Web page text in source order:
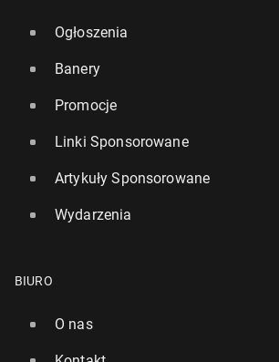
Ogłoszenia
Banery
Promocje
Linki Sponsorowane
Artykuły Sponsorowane
Wydarzenia
BIURO
O nas